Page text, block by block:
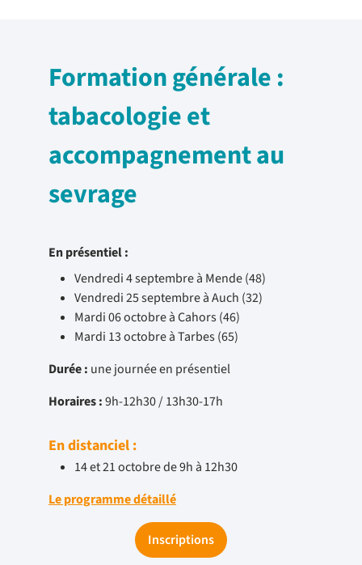
Formation générale :
tabacologie et
accompagnement au
sevrage
En présentiel :
Vendredi 4 septembre à Mende (48)
Vendredi 25 septembre à Auch (32)
Mardi 06 octobre à Cahors (46)
Mardi 13 octobre à Tarbes (65)
Durée : une journée en présentiel
Horaires :9h-12h30 / 13h30-17h
En distanciel :
14 et 21 octobre de 9h à 12h30
Le programme détaillé
Inscriptions